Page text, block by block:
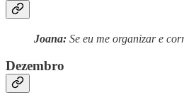
Joana: Se eu me organizar e
Dezembro